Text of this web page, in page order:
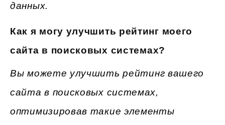
данных.
Как я могу улучшить рейтинг моего
сайта в поисковых системах?
Вы можете улучшить рейтинг вашего
сайта в поисковых системах,
оптимизировав такие элементы